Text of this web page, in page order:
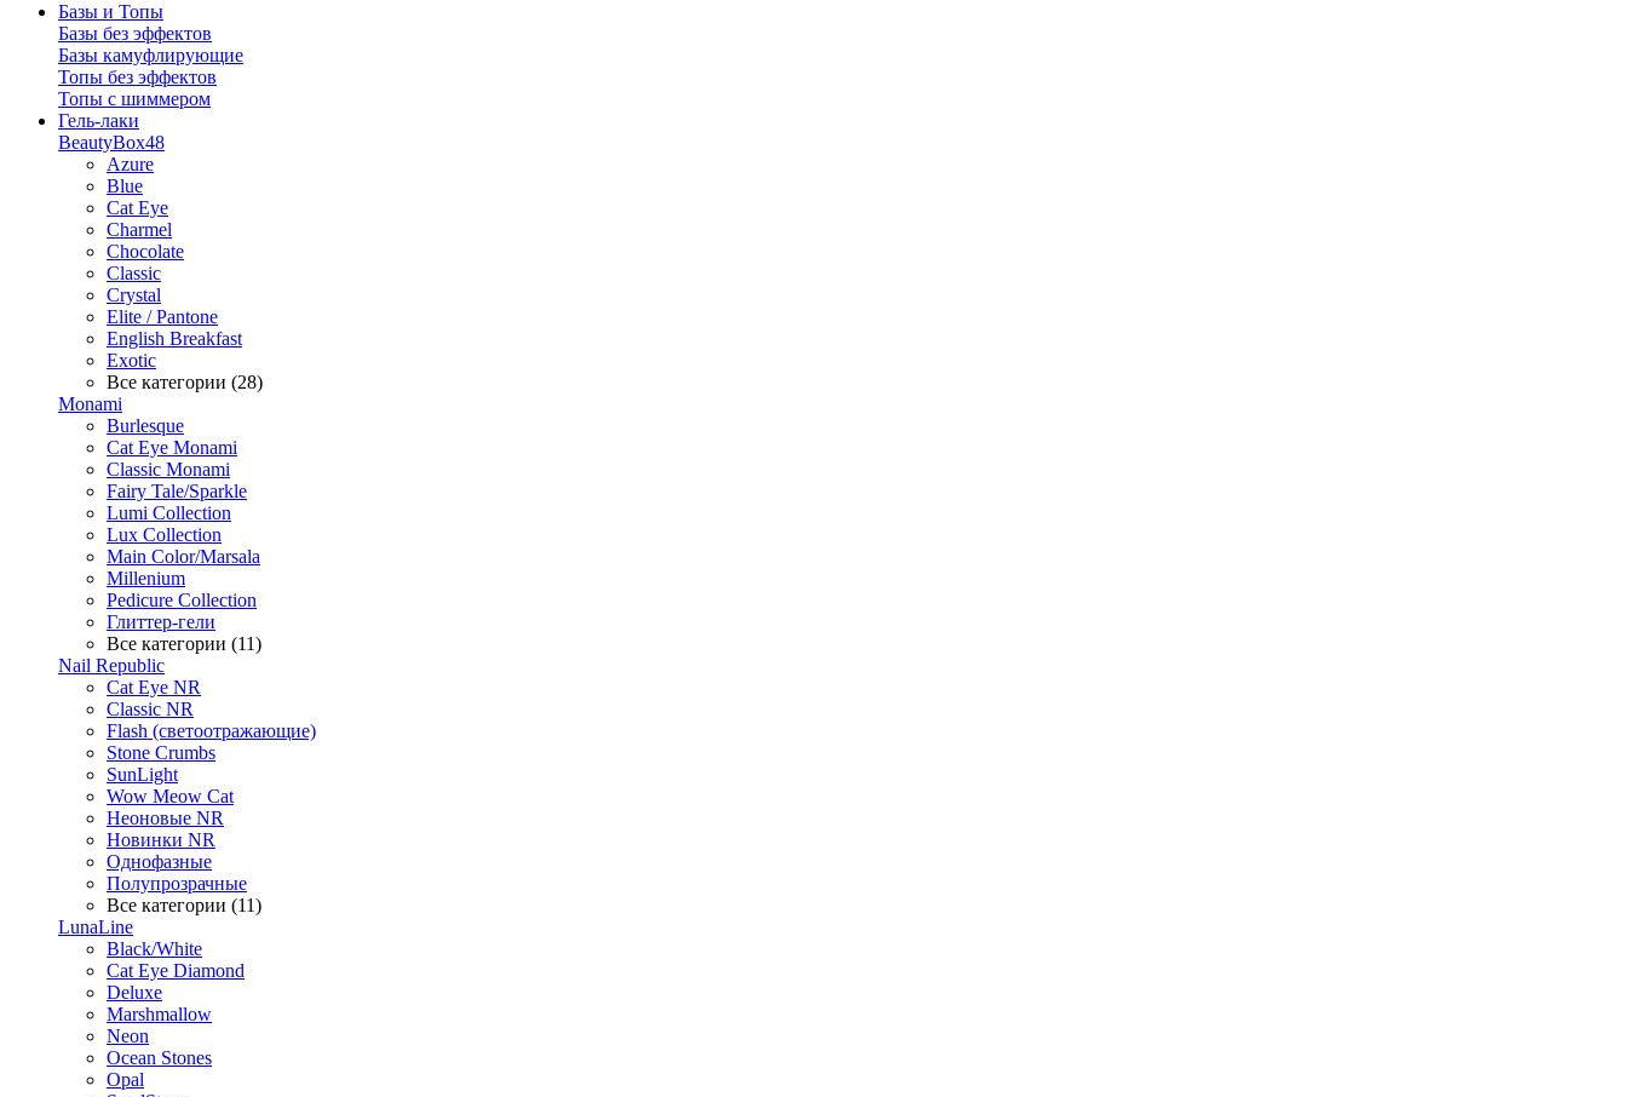
Базы и Топы
Базы без эффектов
Базы камуфлирующие
Топы без эффектов
Топы с шиммером
Гель-лаки
BeautyBox48
Azure
Blue
Cat Eye
Charmel
Chocolate
Classic
Crystal
Elite / Pantone
English Breakfast
Exotic
Все категории (28)
Monami
Burlesque
Cat Eye Monami
Classic Monami
Fairy Tale/Sparkle
Lumi Collection
Lux Collection
Main Color/Marsala
Millenium
Pedicure Collection
Глиттер-гели
Все категории (11)
Nail Republic
Cat Eye NR
Classic NR
Flash (светоотражающие)
Stone Crumbs
SunLight
Wow Meow Cat
Неоновые NR
Новинки NR
Однофазные
Полупрозрачные
Все категории (11)
LunaLine
Black/White
Cat Eye Diamond
Deluxe
Marshmallow
Neon
Ocean Stones
Opal